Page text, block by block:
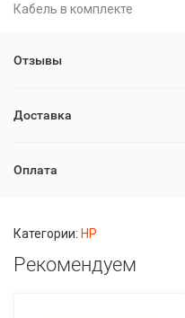
Кабель в комплекте
Отзывы
Доставка
Оплата
Категории: HP
Рекомендуем